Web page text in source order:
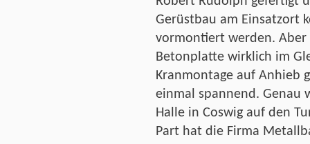
Gerüstbau am Einsatzort
vormontiert werden. Aber
Betonplatte wirklich im
Kranmontage auf Anhieb
einmal spannend. Genau
Halle in Coswig auf den
Part hat die Firma